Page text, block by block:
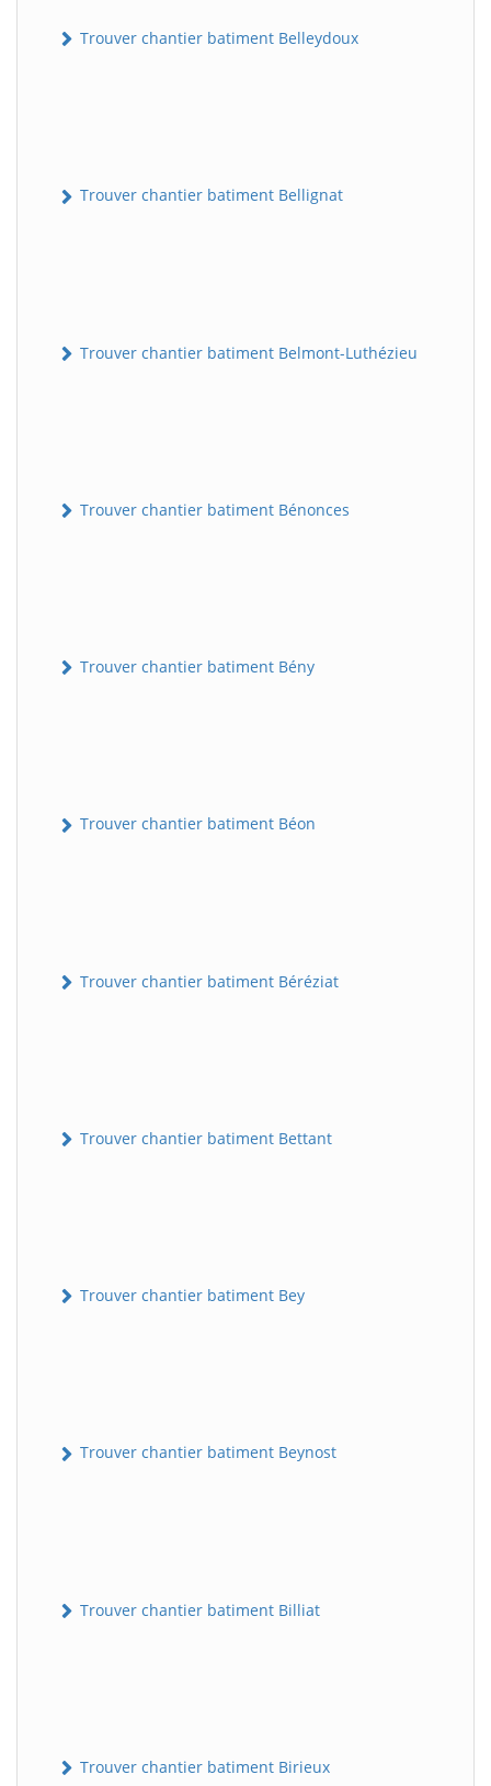
Trouver chantier batiment Belleydoux
Trouver chantier batiment Bellignat
Trouver chantier batiment Belmont-Luthézieu
Trouver chantier batiment Bénonces
Trouver chantier batiment Bény
Trouver chantier batiment Béon
Trouver chantier batiment Béréziat
Trouver chantier batiment Bettant
Trouver chantier batiment Bey
Trouver chantier batiment Beynost
Trouver chantier batiment Billiat
Trouver chantier batiment Birieux